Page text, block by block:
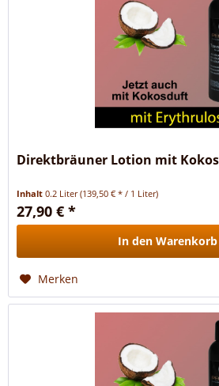
Direktbräuner Lotion mit
Inhalt0.2 Liter(139,50 € * / 1 Liter)
27,90 € *
In den Warenkorb
Merken